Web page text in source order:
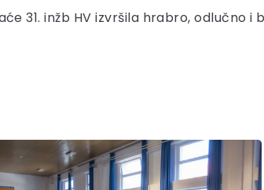
31. inžb HV izvršila hrabro, odlučno